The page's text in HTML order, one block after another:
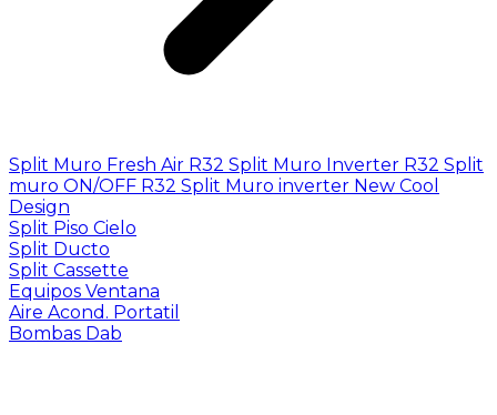
Split Muro Fresh Air R32 Split Muro Inverter R32 Split
muro ON/OFF R32 Split Muro inverter New Cool
Design
Split Piso Cielo
Split Ducto
Split Cassette
Equipos Ventana
Aire Acond. Portatil
Bombas Dab